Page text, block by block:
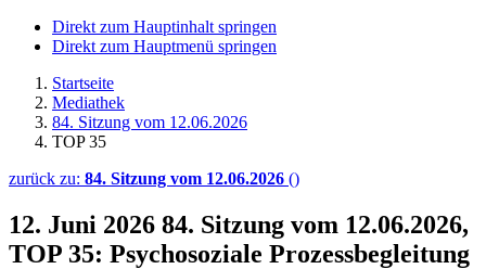
Direkt zum Hauptinhalt springen
Direkt zum Hauptmenü springen
Startseite
Mediathek
84. Sitzung vom 12.06.2026
TOP 35
zurück zu: 84. Sitzung vom 12.06.2026 ()
12. Juni 2026 84. Sitzung vom 12.06.2026,
TOP 35: Psychosoziale Prozessbegleitung